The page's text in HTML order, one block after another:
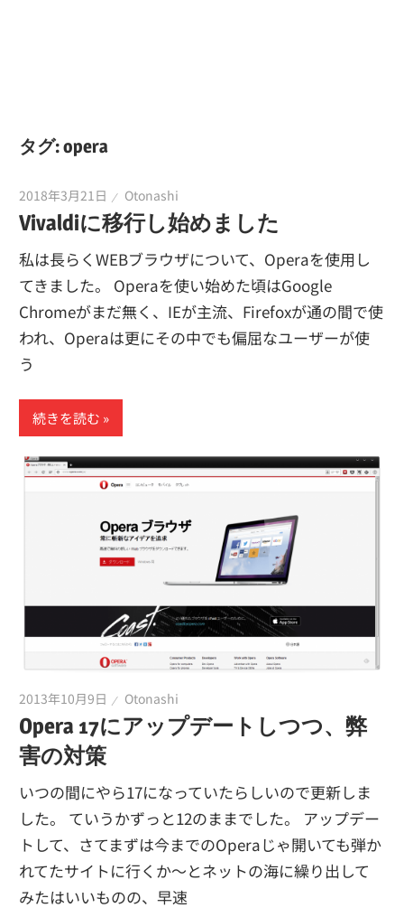
タグ:opera
2018年3月21日 Otonashi
Vivaldiに移行し始めました
私は長らくWEBブラウザについて、Operaを使用し
てきました。 Operaを使い始めた頃はGoogle
Chromeがまだ無く、IEが主流、Firefoxが通の間で使
われ、Operaは更にその中でも偏屈なユーザーが使
う
続きを読む
2013年10月9日 Otonashi
Opera 17にアップデートしつつ、弊
害の対策
いつの間にやら17になっていたらしいので更新しま
した。 ていうかずっと12のままでした。 アップデー
トして、さてまずは今までのOperaじゃ開いても弾か
れてたサイトに行くか～とネットの海に繰り出して
みたはいいものの、早速